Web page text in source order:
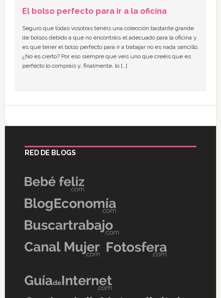
El bolso perfecto para ir a la oficina
Seguro que todas vosotras tenéis una colección bastante grande
de bolsos debido a que no encontráis el adecuado para la oficina y
es que tener el bolso perfecto para ir a trabajar no es nada sencillo,
¿No es cierto? Por eso siempre que veis uno que creéis que es
perfecto lo compráis y, finalmente, lo […]
RED DE BLOGS